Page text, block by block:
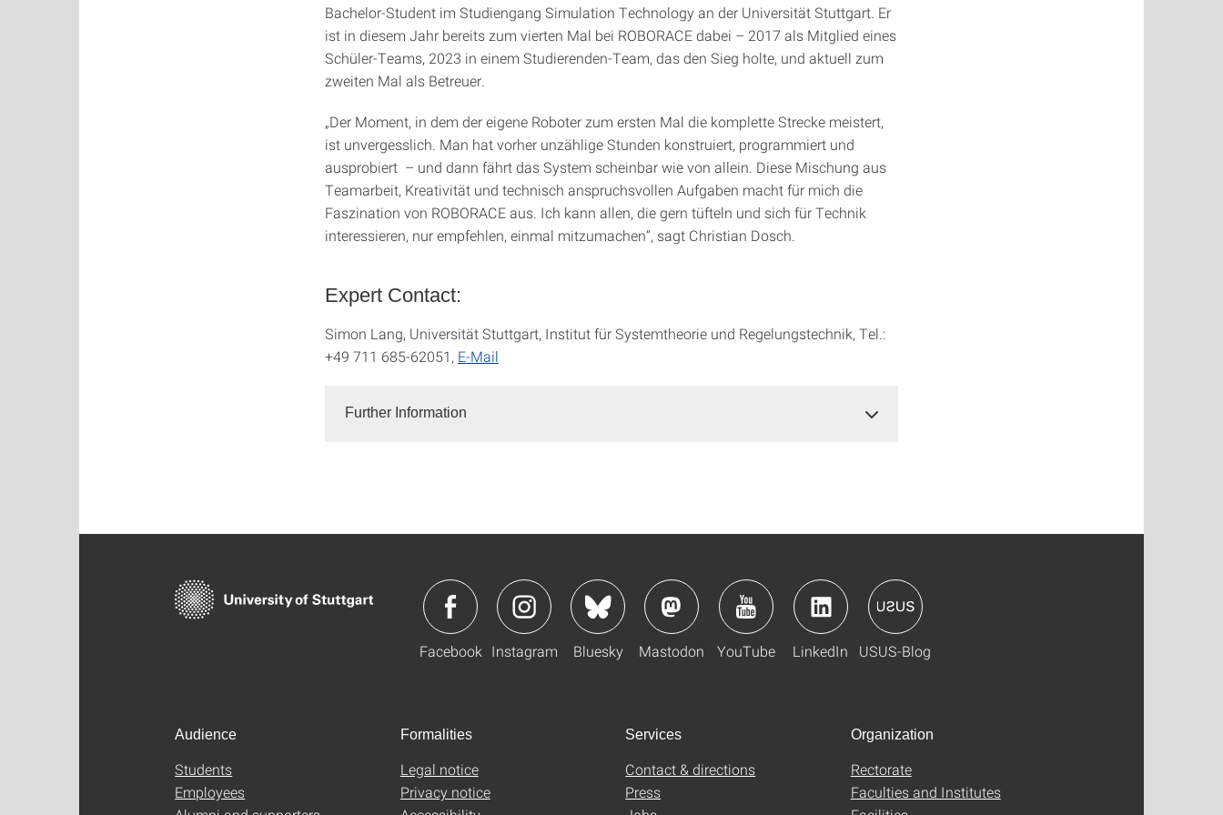
Bachelor-Student im Studiengang Simulation Technology an der Universität Stuttgart. Er
ist in diesem Jahr bereits zum vierten Mal bei ROBORACE dabei – 2017 als Mitglied eines
Schüler-Teams, 2023 in einem Studierenden-Team, das den Sieg holte, und aktuell zum
zweiten Mal als Betreuer.
„Der Moment, in dem der eigene Roboter zum ersten Mal die komplette Strecke meistert,
ist unvergesslich. Man hat vorher unzählige Stunden konstruiert, programmiert und
ausprobiert – und dann fährt das System scheinbar wie von allein. Diese Mischung aus
Teamarbeit, Kreativität und technisch anspruchsvollen Aufgaben macht für mich die
Faszination von ROBORACE aus. Ich kann allen, die gern tüfteln und sich für Technik
interessieren, nur empfehlen, einmal mitzumachen“, sagt Christian Dosch.
Expert Contact:
Simon Lang, Universität Stuttgart, Institut für Systemtheorie und Regelungstechnik, Tel.:
+49 711 685-62051, E-Mail
Further Information
Facebook Instagram Bluesky Mastodon YouTube LinkedIn USUS-Blog
Audience
Students
Employees
Formalities
Legal notice
Privacy notice
Services
Contact & directions
Press
Organization
Rectorate
Faculties and Institutes